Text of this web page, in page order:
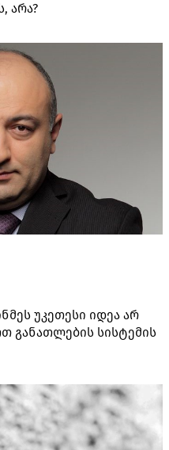
არა?
უკეთესი იდეა არ
განათლების სისტემის